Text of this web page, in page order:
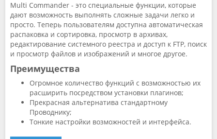
Multi Commander - это специальные функции, которые
дают возможность выполнять сложные задачи легко и
просто. Теперь пользователям доступна автоматическая
распаковка и сортировка, просмотр в архивах,
редактирование системного реестра и доступ к FTP, поиск
и просмотр файлов и изображений и многое другое.
Преимущества
Огромное количество функций с возможностью их
расширить посредством установки плагинов;
Прекрасная альтернатива стандартному
Проводнику;
Тонкие настройки возможностей и интерфейса.